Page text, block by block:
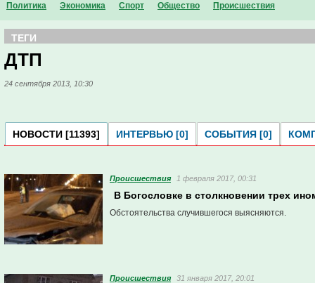
Политика Экономика Спорт Общество Проиcшествия
ТЕГИ
ДТП
24 сентября 2013, 10:30
НОВОСТИ [11393] ИНТЕРВЬЮ [0] СОБЫТИЯ [0]
Проиcшествия 1 февраля 2017, 00:31
В Богословке в столкновении трех
Обстоятельства случившегося выясняются.
Проиcшествия 31 января 2017, 20:01